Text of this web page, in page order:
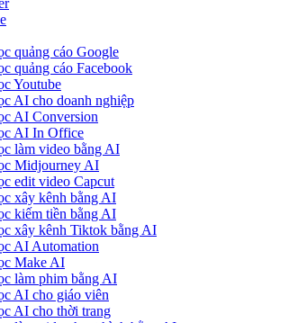
quảng cáo Google
quảng cáo Facebook
Youtube
AI cho doanh nghiệp
AI Conversion
AI In Office
làm video bằng AI
Midjourney AI
edit video Capcut
xây kênh bằng AI
kiếm tiền bằng AI
xây kênh Tiktok bằng AI
AI Automation
Make AI
làm phim bằng AI
AI cho giáo viên
AI cho thời trang